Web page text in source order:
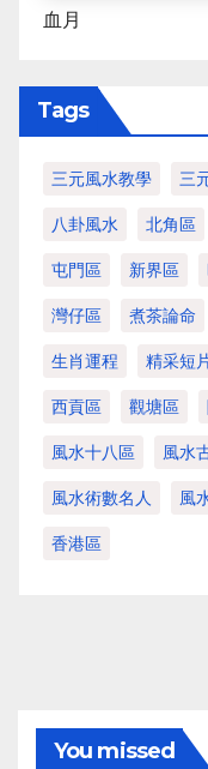
血月
Tags
三元風水教學 三
八卦風水 北角區
屯門區 新界區
灣仔區 煮茶論命
生肖運程 精采短
西貢區 觀塘區
風水十八區 風水
風水術數名人 風
香港區
You missed